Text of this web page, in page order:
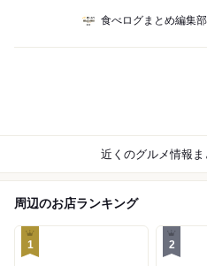
食べログまとめ編集部
近くのグルメ情報
周辺のお店ランキング
1 2